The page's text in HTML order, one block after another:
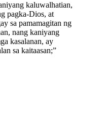
kaluwalhatian,
pagka-Dios, at
sa pamamagitan ng
nang kaniyang
kasalanan, ay
sa kaitaasan;”